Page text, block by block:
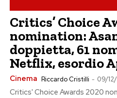
Critics’ Choice
nomination:
doppietta, 61
Netflix, esordio
Cinema Riccardo Cristilli - 09/
Critics' Choice Awards 2020